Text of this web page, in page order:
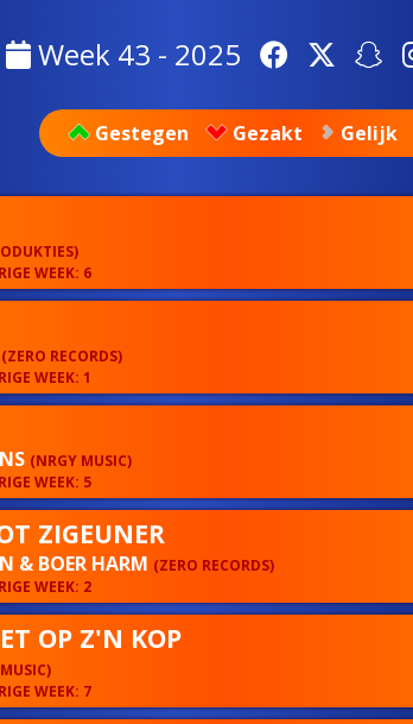
Week 43 - 2025
Gestegen Gezakt Gelijk
WEEK: 6
(ZERO RECORDS)
WEEK: 1
(NRGY MUSIC)
WEEK: 5
ZIGEUNER
& BOER HARM (ZERO RECORDS)
WEEK: 2
OP Z'N KOP
WEEK: 7